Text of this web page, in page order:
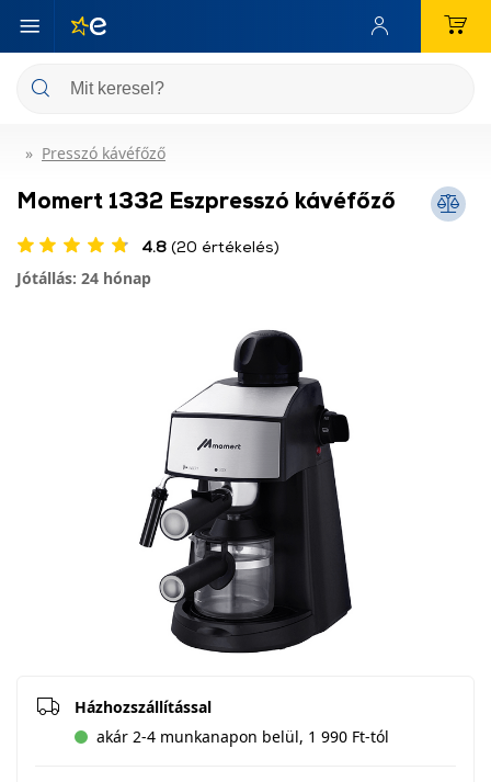
Presszó kávéfőző
Momert 1332 Eszpresszó kávéfőző
4.8 (20 értékelés)
Jótállás: 24 hónap
Házhozszállítással
akár 2-4 munkanapon belül, 1 990 Ft-tól